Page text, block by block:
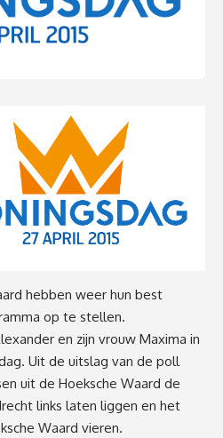
hebben weer hun best
op te stellen.
en zijn vrouw Maxima in
Uit de uitslag van de poll
uit de Hoeksche Waard de
links laten liggen en het
Waard vieren.